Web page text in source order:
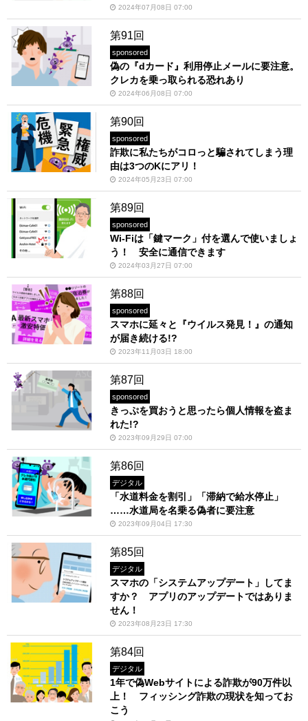
2024年07月08日 07:00
第91回
sponsored
偽の『dカード』利用停止メールに要注意。
クレカを乗っ取られる恐れあり
2024年06月08日 07:00
第90回
sponsored
詐欺に私たちがコロっと騙されてしまう理
由は3つのKにアリ！
2024年05月23日 07:00
第89回
sponsored
Wi-Fiは「鍵マーク」付を選んで使いましょ
う！ 安全に通信できます
2024年03月27日 07:00
第88回
sponsored
スマホに延々と『ウイルス発見！』の通知
が届き続ける!?
2023年11月03日 18:00
第87回
sponsored
きっぷを買おうと思ったら個人情報を盗ま
れた!?
2023年09月29日 07:00
第86回
デジタル
「水道料金を割引」「滞納で給水停止」
……水道局を名乗る偽者に要注意
2023年09月04日 17:30
第85回
デジタル
スマホの「システムアップデート」してま
すか？ アプリのアップデートではありま
せん！
2023年08月23日 17:30
第84回
デジタル
1年で偽Webサイトによる詐欺が90万件以
上！ フィッシング詐欺の現状を知ってお
こう